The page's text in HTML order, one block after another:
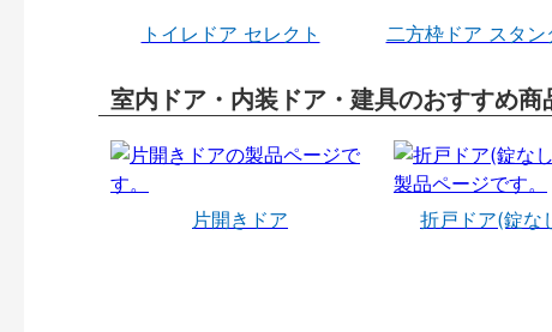
トイレドア セレクト 二方枠ドア スタン
室内ドア・内装ドア・建具のおすすめ商
片開きドア 折戸ドア(錠な